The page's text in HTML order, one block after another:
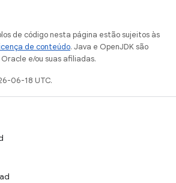
de código nesta página estão sujeitos às
de conteúdo. Java e OpenJDK são
e/ou suas afiliadas.
06-18 UTC.